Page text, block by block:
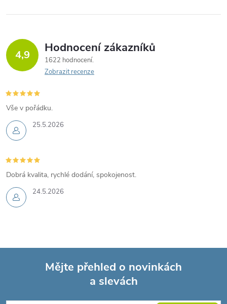
4,9 Hodnocení zákazníků
1622 hodnocení
Zobrazit recenze
25.5.2026
Vše v pořádku.
24.5.2026
Dobrá kvalita, rychlé dodání, spokojenost.
Mějte přehled o novinkách
a slevách